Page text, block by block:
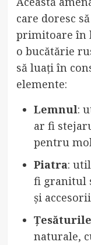
care doresc
primitoare în
o bucătărie
să luați în
elemente:
Lemnul:
ar fi
pentru
Piatra:
fi granitul
și
naturale,